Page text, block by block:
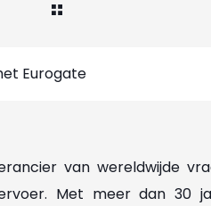
Eurogate
van wereldwijde
Met meer dan 30